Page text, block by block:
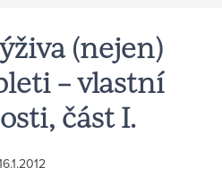
(nejen)
– vlastní
část I.